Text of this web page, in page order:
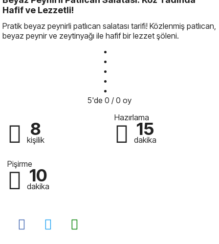
Hafif ve Lezzetli!
Pratik beyaz peynirli patlıcan salatası tarifi! Közlenmiş patlıcan,
beyaz peynir ve zeytinyağı ile hafif bir lezzet şöleni.
5'de 0 / 0 oy
8
kişilik
Hazırlama
15
dakika
Pişirme
10
dakika